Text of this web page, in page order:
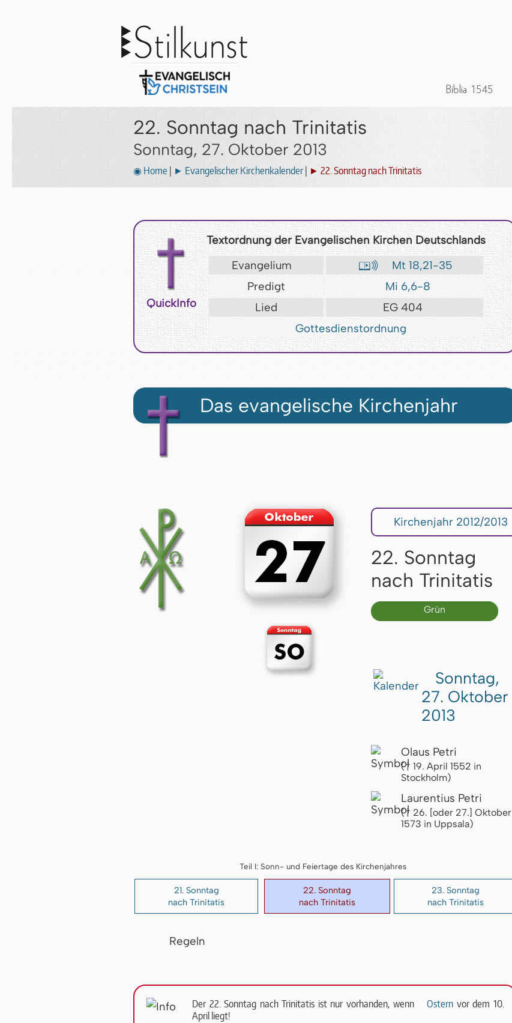
22. Sonntag nach Trinitatis
Sonntag, 27. Oktober 2013
◉ Home ► Evangelischer Kirchenkalender| ► 22. Sonntag nach Trinitatis
QuickInfo
Textordnung der Evangelischen Kirchen Deutschlands
Evangelium

Mt 18,21-35
Predigt
Mi 6,6-8
Lied
EG 404
Gottesdienstordnung
Das evangelische Kirchenjahr
Kirchenjahr 2012/2013
22. Sonntag
nach Trinitatis
Grün
Sonntag,
27. Oktober
2013
Olaus Petri
(† 19. April 1552 in
Stockholm)
Laurentius Petri
(† 26. [oder 27.] Oktober
1573 in Uppsala)
Teil I: Sonn- und Feiertage des Kirchenjahres
21. Sonntag
nach Trinitatis
22. Sonntag
nach Trinitatis
23. Sonntag
nach Trinitatis
Regeln
Der 22. Sonntag nach Trinitatis ist nur vorhanden, wenn Ostern vor dem 10.
April liegt!